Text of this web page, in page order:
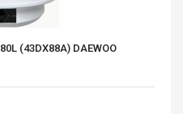
(43DX88A) DAEWOO